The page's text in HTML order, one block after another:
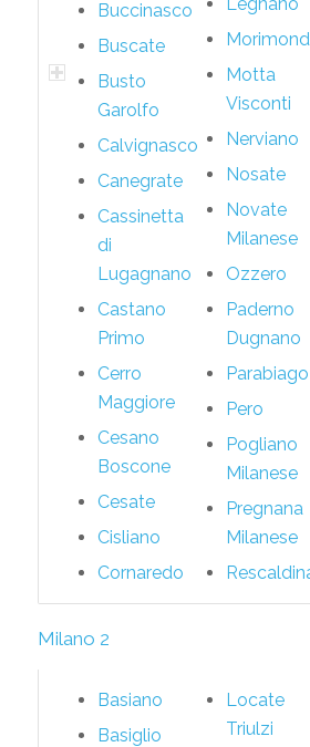
Buccinasco
Buscate
Busto
Garolfo
Calvignasco
Canegrate
Cassinetta
di
Lugagnano
Castano
Primo
Cerro
Maggiore
Cesano
Boscone
Cesate
Cisliano
Cornaredo
Motta
Visconti
Nerviano
Nosate
Novate
Milanese
Ozzero
Paderno
Dugnano
Parabiago
Pero
Pogliano
Milanese
Pregnana
Milanese
Milano 2
Basiano
Basiglio
Locate
Triulzi